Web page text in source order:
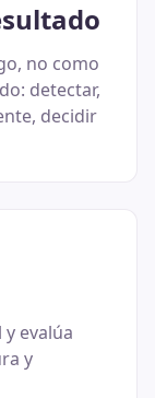
no como
detectar,
decidir
evalúa
y